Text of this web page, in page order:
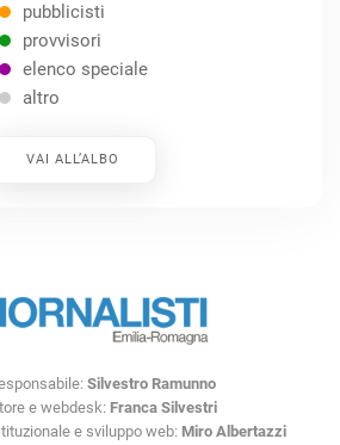
pubblicisti
provvisori
elenco speciale
altro
VAI ALL’ALBO
Silvestro Ramunno
e webdesk: Franca Silvestri
e sviluppo web: Miro Albertazzi